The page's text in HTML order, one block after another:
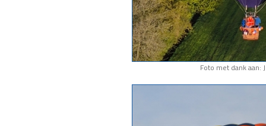
Foto met dank aan: